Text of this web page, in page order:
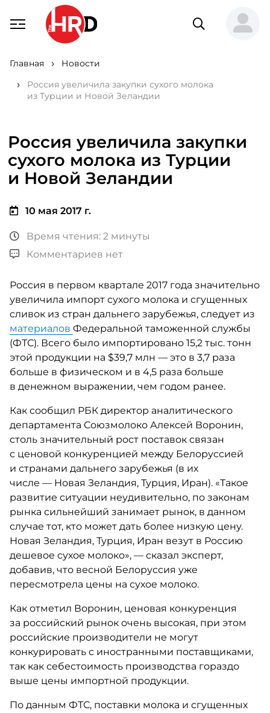
Главная
Новости
Россия увеличила закупки сухого молока
из Турции и Новой Зеландии
Россия увеличила закупки
сухого молока из Турции
и Новой Зеландии
10 мая 2017 г.
Время чтения: 2 минуты
Комментариев нет
Россия в первом квартале 2017 года значительно
увеличила импорт сухого молока и сгущенных
сливок из стран дальнего зарубежья, следует из
материалов Федеральной таможенной службы
(ФТС). Всего было импортировано 15,2 тыс. тонн
этой продукции на $39,7 млн — это в 3,7 раза
больше в физическом и в 4,5 раза больше
в денежном выражении, чем годом ранее.
Как сообщил РБК директор аналитического
департамента Союзмолоко Алексей Воронин,
столь значительный рост поставок связан
с ценовой конкуренцией между Белоруссией
и странами дальнего зарубежья (в их
числе — Новая Зеландия, Турция, Иран). «Такое
развитие ситуации неудивительно, по законам
рынка сильнейший занимает рынок, в данном
случае тот, кто может дать более низкую цену.
Новая Зеландия, Турция, Иран везут в Россию
дешевое сухое молоко», — сказал эксперт,
добавив, что весной Белоруссия уже
пересмотрела цены на сухое молоко.
Как отметил Воронин, ценовая конкуренция
за российский рынок очень высокая, при этом
российские производители не могут
конкурировать с иностранными поставщиками,
так как себестоимость производства гораздо
выше цены импортной продукции.
По данным ФТС, поставки молока и сгущенных